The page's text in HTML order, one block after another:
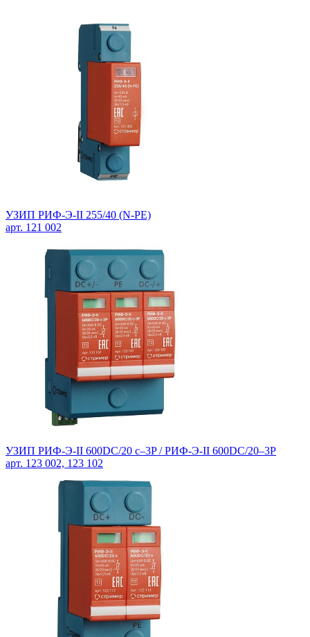
УЗИП РИФ-Э-II 255/40 (N-PE)
арт. 121 002
УЗИП РИФ-Э-II 600DC/20 с–3P / РИФ-Э-II 600DC/20–3P
арт. 123 002, 123 102